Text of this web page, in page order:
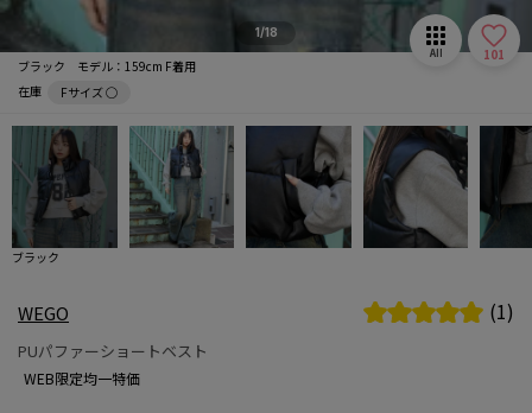
All 101
1/18
ブラック モデル：159cm F着用
在庫
Fサイズ ◯
ブラック
WEGO (1)
PUパファーショートベスト
WEB限定均一特価